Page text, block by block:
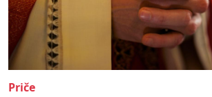
Priče